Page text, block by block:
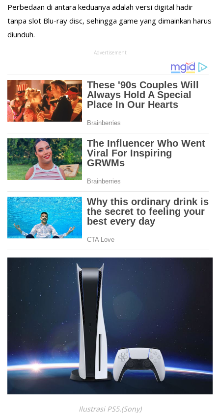
Perbedaan di antara keduanya adalah versi digital hadir
tanpa slot Blu-ray disc, sehingga game yang dimainkan harus
diunduh.
Advertisement
Ilustrasi PS5.(Sony)